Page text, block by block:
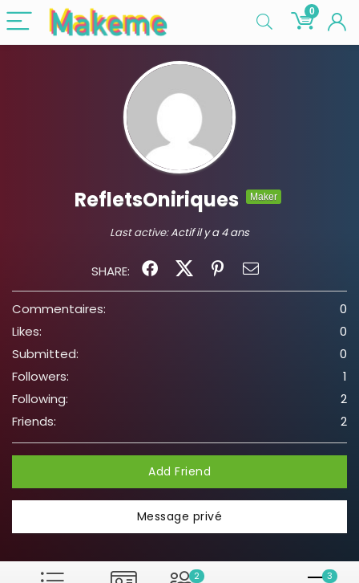
0
RefletsOniriques Maker
Last active:Actif il y a 4 ans
SHARE:
Commentaires:
0
Likes:
0
Submitted:
0
Followers:
1
Following:
2
Friends:
2
Add Friend
Message privé
2